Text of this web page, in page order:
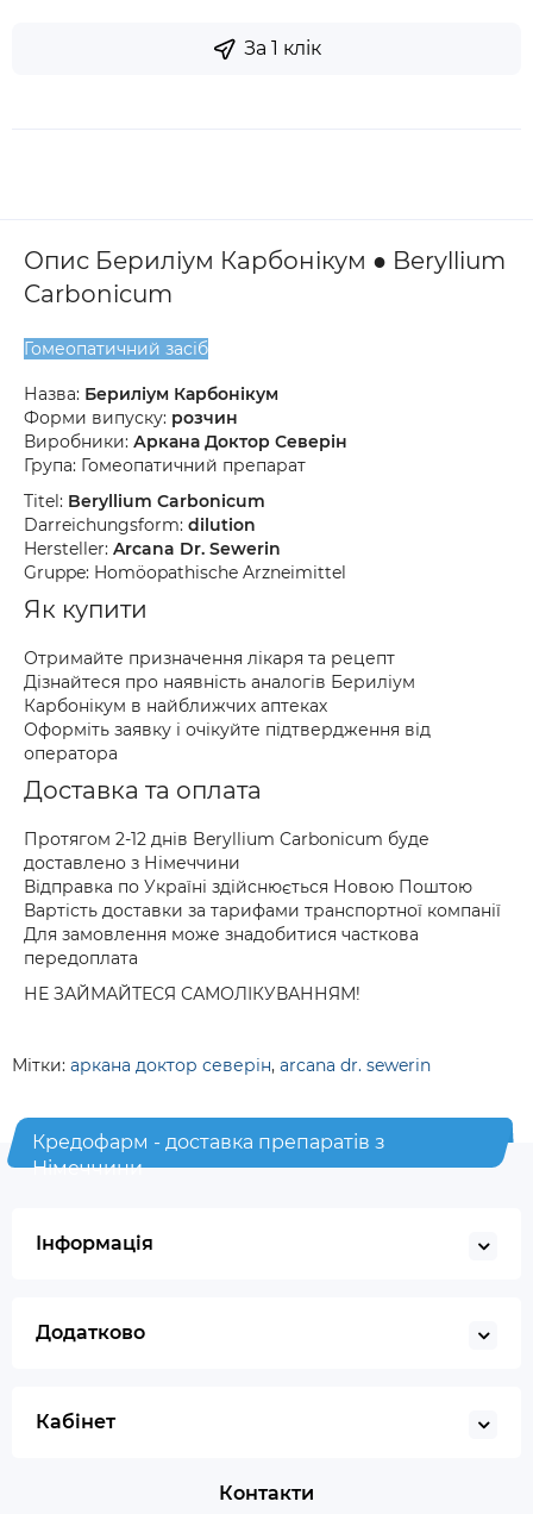
За 1 клік
Опис Бериліум Карбонікум ● Beryllium
Carbonicum
Гомеопатичний засіб
Назва: Бериліум Карбонікум
Форми випуску: розчин
Виробники: Аркана Доктор Северін
Група: Гомеопатичний препарат
Titel: Beryllium Carbonicum
Darreichungsform: dilution
Hersteller: Arcana Dr. Sewerin
Gruppe: Homöopathische Arzneimittel
Як купити
Отримайте призначення лікаря та рецепт
Дізнайтеся про наявність аналогів Бериліум
Карбонікум в найближчих аптеках
Оформіть заявку і очікуйте підтвердження від
оператора
Доставка та оплата
Протягом 2-12 днів Beryllium Carbonicum буде
доставлено з Німеччини
Відправка по Україні здійснюється Новою Поштою
Вартість доставки за тарифами транспортної компанії
Для замовлення може знадобитися часткова
передоплата
НЕ ЗАЙМАЙТЕСЯ САМОЛІКУВАННЯМ!
Мітки: аркана доктор северін, arcana dr. sewerin
Кредофарм - доставка препаратів з
Німеччини
Інформація
Додатково
Кабінет
Контакти